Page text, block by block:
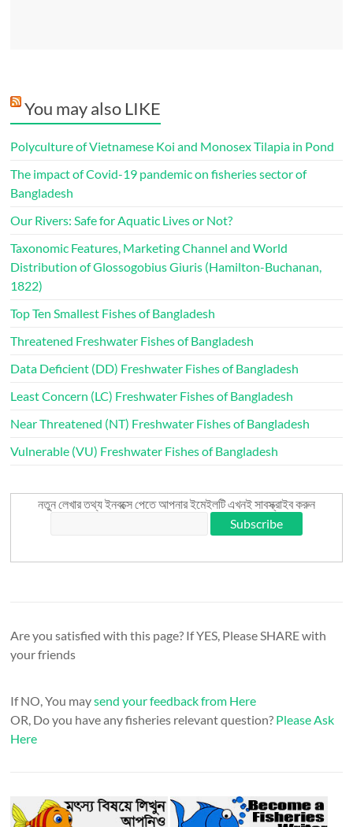
You may also LIKE
Polyculture of Vietnamese Koi and Monosex Tilapia in Pond
The impact of Covid-19 pandemic on fisheries sector of
Bangladesh
Our Rivers: Safe for Aquatic Lives or Not?
Taxonomic Features, Marketing Channel and World
Distribution of Glossogobius Giuris (Hamilton-Buchanan,
1822)
Top Ten Smallest Fishes of Bangladesh
Threatened Freshwater Fishes of Bangladesh
Data Deficient (DD) Freshwater Fishes of Bangladesh
Least Concern (LC) Freshwater Fishes of Bangladesh
Near Threatened (NT) Freshwater Fishes of Bangladesh
Vulnerable (VU) Freshwater Fishes of Bangladesh
নতুন লেখার তথ্য ইনবক্সে পেতে আপনার ইমেইলটি এখনই সাবস্ক্রাইব করুন
Are you satisfied with this page? If YES, Please SHARE with
your friends
If NO, You maysend your feedback from Here
OR, Do you have any fisheries relevant question? Please Ask
Here